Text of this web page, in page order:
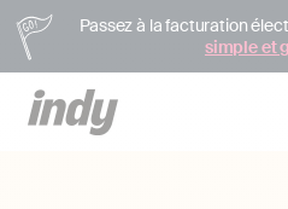
Passez à la facturation
simple et